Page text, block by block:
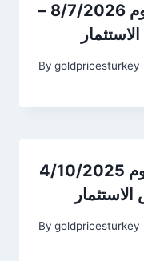
أسعار الذهب في ألمانيا اليوم 8/7/2026 –
By goldpricesturkey
أسعار الذهب في ألمانيا اليوم 4/10/2025
By goldpricesturkey